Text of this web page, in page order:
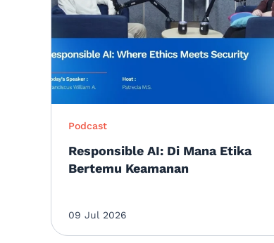
Podcast
Responsible AI: Di Mana Etika
Bertemu Keamanan
09 Jul 2026